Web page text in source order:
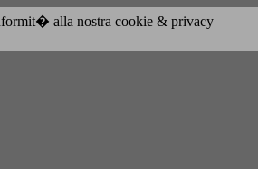
alla nostra cookie & privacy